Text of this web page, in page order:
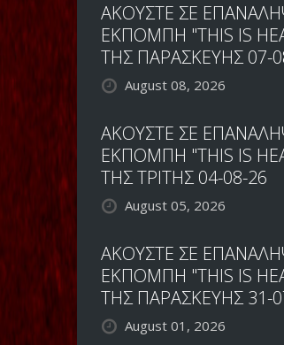
ΑΚΟΥΣΤΕ ΣΕ
ΕΚΠΟΜΠΗ "THIS IS
ΤΗΣ ΠΑΡΑΣΚΕΥΗΣ 07-
August 08, 2026
ΑΚΟΥΣΤΕ ΣΕ
ΕΚΠΟΜΠΗ "THIS IS
ΤΗΣ ΤΡΙΤΗΣ 04-08-26
August 05, 2026
ΑΚΟΥΣΤΕ ΣΕ
ΕΚΠΟΜΠΗ "THIS IS
ΤΗΣ ΠΑΡΑΣΚΕΥΗΣ 31-
August 01, 2026